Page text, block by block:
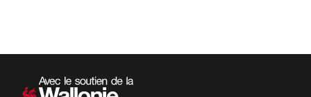
Sekundärnavigation